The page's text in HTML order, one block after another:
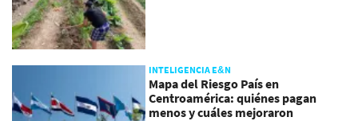
INTELIGENCIA E&N
Mapa del Riesgo País en
Centroamérica: quiénes pagan
menos y cuáles mejoraron